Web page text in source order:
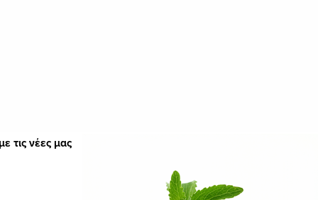
τις νέες μας